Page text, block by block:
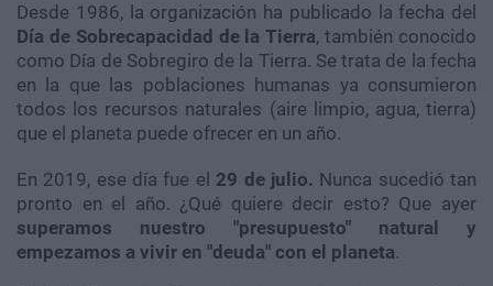
Desde 1986, la organización ha publicado la fecha del
Día de Sobrecapacidad de la Tierra, también conocido
como Día de Sobregiro de la Tierra. Se trata de la fecha
en la que las poblaciones humanas ya consumieron
todos los recursos naturales (aire limpio, agua, tierra)
que el planeta puede ofrecer en un año.
En 2019, ese día fue el 29 de julio. Nunca sucedió tan
pronto en el año. ¿Qué quiere decir esto? Que ayer
superamos nuestro "presupuesto" natural y
empezamos a vivir en "deuda" con el planeta.